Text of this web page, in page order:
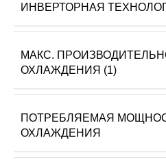
ИНВЕРТОРНАЯ
МАКС.
ОХЛАЖДЕНИЯ (1)
ПОТРЕБЛЯЕМАЯ
ОХЛАЖДЕНИЯ